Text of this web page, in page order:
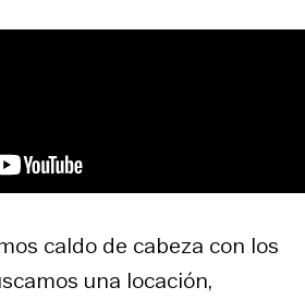
caldo de cabeza con los
una locación,